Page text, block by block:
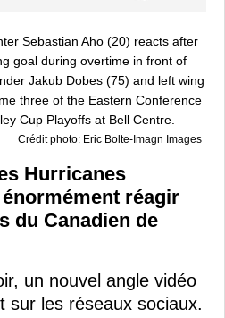
Crédit photo: Eric Bolte-Imagn Images
Hurricanes
réagir
du Canadien de
un nouvel angle vidéo
sur les réseaux sociaux.